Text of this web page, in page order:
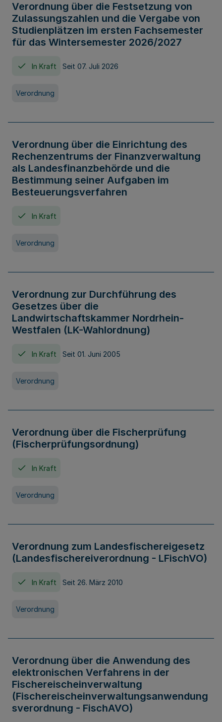
Verordnung über die Festsetzung von
Zulassungszahlen und die Vergabe von
Studienplätzen im ersten Fachsemester
für das Wintersemester 2026/2027
In Kraft Seit 07. Juli 2026
Verordnung
Verordnung über die Einrichtung des
Rechenzentrums der Finanzverwaltung
als Landesfinanzbehörde und die
Bestimmung seiner Aufgaben im
Besteuerungsverfahren
In Kraft
Verordnung
Verordnung zur Durchführung des
Gesetzes über die
Landwirtschaftskammer Nordrhein-
Westfalen (LK-Wahlordnung)
In Kraft Seit 01. Juni 2005
Verordnung
Verordnung über die Fischerprüfung
(Fischerprüfungsordnung)
In Kraft
Verordnung
Verordnung zum Landesfischereigesetz
(Landesfischereiverordnung - LFischVO)
In Kraft Seit 26. März 2010
Verordnung
Verordnung über die Anwendung des
elektronischen Verfahrens in der
Fischereischeinverwaltung
(Fischereischeinverwaltungsanwendung
sverordnung - FischAVO)